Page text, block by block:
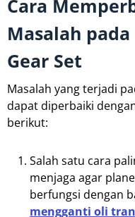
Cara
Masalah
Gear Set
Masalah yang terjadi
dapat diperbaiki
berikut:
Salah satu cara
menjaga agar
berfungsi dengan
mengganti oli